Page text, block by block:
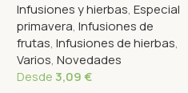
Infusiones y hierbas, Especial
primavera, Infusiones de
frutas, Infusiones de hierbas,
Varios, Novedades
Desde3,09€